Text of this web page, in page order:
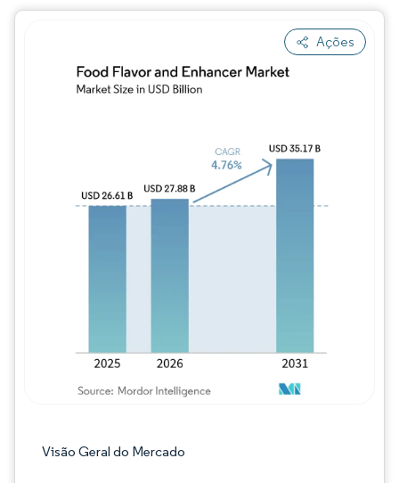
Ações
Visão Geral do Mercado